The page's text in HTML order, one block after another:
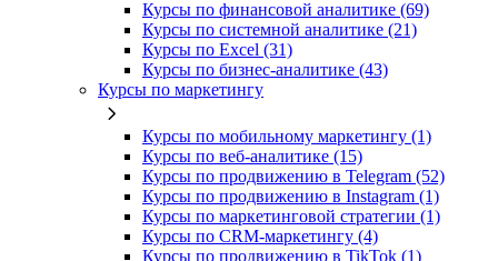
Курсы по финансовой аналитике (69)
Курсы по системной аналитике (21)
Курсы по Excel (31)
Курсы по бизнес‑аналитике (43)
Курсы по маркетингу
Курсы по мобильному маркетингу (1)
Курсы по веб-аналитике (15)
Курсы по продвижению в Telegram (52)
Курсы по продвижению в Instagram (1)
Курсы по маркетинговой стратегии (1)
Курсы по CRM-маркетингу (4)
Курсы по продвижению в TikTok (1)